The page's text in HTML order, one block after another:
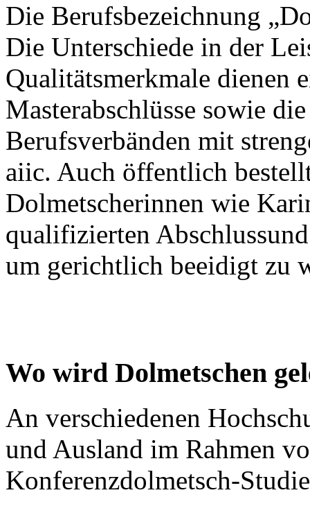
Die Berufsbezeichnung
Die Unterschiede in der
Qualitätsmerkmale dienen
Masterabschlüsse sowie
Berufsverbänden mit
aiic. Auch öffentlich
Dolmetscherinnen wie
qualifizierten
um gerichtlich beeidigt zu
Wo wird Dolmetschen
An verschiedenen
und Ausland im Rahmen
Konferenzdolmetsch-